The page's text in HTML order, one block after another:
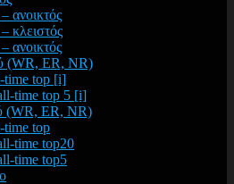
ανοικτός
κλειστός
ανοικτός
(WR, ER, NR)
time top [i]
time top 5 [i]
(WR, ER, NR)
time top
time top20
time top5